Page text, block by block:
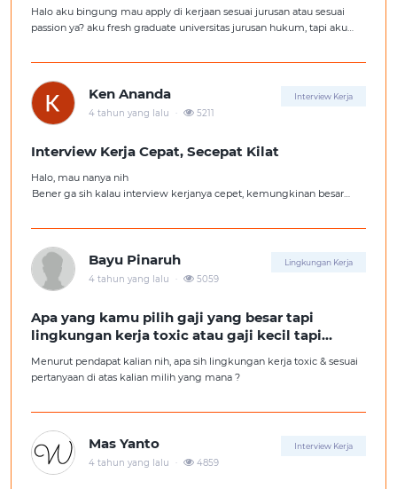
Halo aku bingung mau apply di kerjaan sesuai jurusan atau sesuai
passion ya? aku fresh graduate universitas jurusan hukum, tapi aku
Ken Ananda Interview Kerja
4 tahun yang lalu . 5211
Interview Kerja Cepat, Secepat Kilat
Halo, mau nanya nih
Bener ga sih kalau interview kerjanya cepet, kemungkinan besar
Bayu Pinaruh Lingkungan Kerja
4 tahun yang lalu . 5059
Apa yang kamu pilih gaji yang besar tapi
lingkungan kerja toxic atau gaji kecil tapi
Menurut pendapat kalian nih, apa sih lingkungan kerja toxic & sesuai
pertanyaan di atas kalian milih yang mana ?
Mas Yanto Interview Kerja
4 tahun yang lalu . 4859